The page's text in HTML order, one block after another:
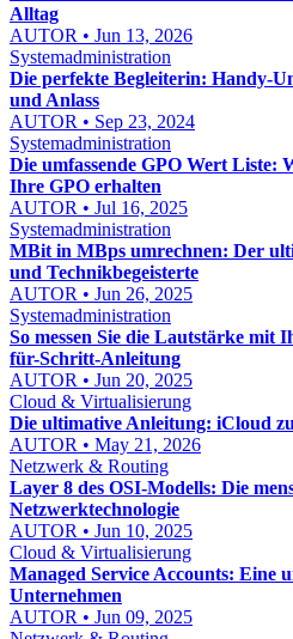
Alltag
AUTOR • Jun 13, 2026
Systemadministration
Die perfekte Begleiterin: Handy-
und Anlass
AUTOR • Sep 23, 2024
Systemadministration
Die umfassende GPO Wert Liste:
Ihre GPO erhalten
AUTOR • Jul 16, 2025
Systemadministration
MBit in MBps umrechnen: Der
und Technikbegeisterte
AUTOR • Jun 26, 2025
Systemadministration
So messen Sie die Lautstärke mit
für-Schritt-Anleitung
AUTOR • Jun 20, 2025
Cloud & Virtualisierung
Die ultimative Anleitung: iCloud
AUTOR • May 21, 2026
Netzwerk & Routing
Layer 8 des OSI-Modells: Die
Netzwerktechnologie
AUTOR • Jun 10, 2025
Cloud & Virtualisierung
Managed Service Accounts: Eine
Unternehmen
AUTOR • Jun 09, 2025